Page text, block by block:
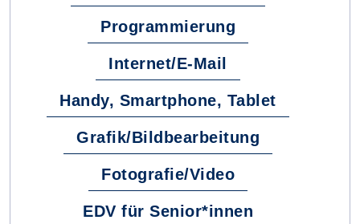
Programmierung
Internet/E-Mail
Handy, Smartphone, Tablet
Grafik/Bildbearbeitung
Fotografie/Video
EDV für Senior*innen